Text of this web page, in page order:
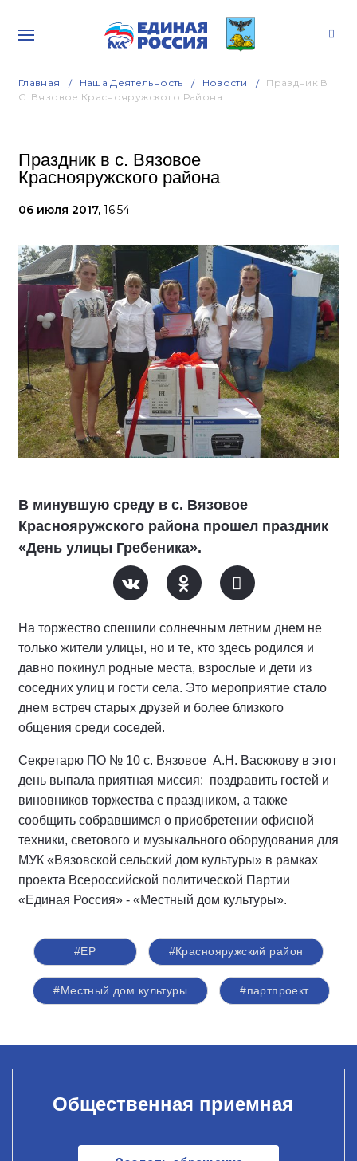
Главная Наша Деятельность Новости
Праздник В
С. Вязовое Краснояружского Района
Праздник в с. Вязовое
Краснояружского района
06 июля 2017, 16:54
В минувшую среду в с. Вязовое
Краснояружского района прошел праздник
«День улицы Гребеника».
На торжество спешили солнечным летним днем не
только жители улицы, но и те, кто здесь родился и
давно покинул родные места, взрослые и дети из
соседних улиц и гости села. Это мероприятие стало
днем встреч старых друзей и более близкого
общения среди соседей.
Секретарю ПО № 10 с. Вязовое А.Н. Васюкову в этот
день выпала приятная миссия: поздравить гостей и
виновников торжества с праздником, а также
сообщить собравшимся о приобретении офисной
техники, светового и музыкального оборудования для
МУК «Вязовской сельский дом культуры» в рамках
проекта Всероссийской политической Партии
«Единая Россия» - «Местный дом культуры».
#ЕР #Краснояружский район
#Местный дом культуры #партпроект
Общественная приемная